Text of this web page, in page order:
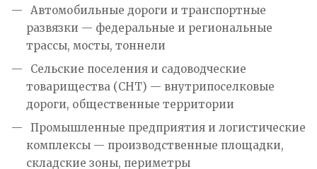
Автомобильные дороги и транспортные
развязки — федеральные и региональные
трассы, мосты, тоннели
Сельские поселения и садоводческие
товарищества (СНТ) — внутрипоселковые
дороги, общественные территории
Промышленные предприятия и логистические
комплексы — производственные площадки,
складские зоны, периметры